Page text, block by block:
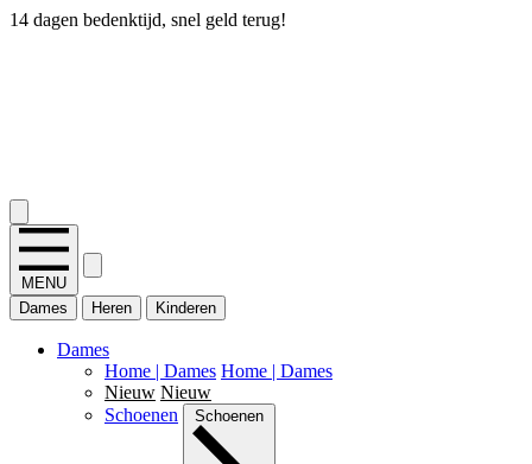
14 dagen bedenktijd, snel geld terug!
MENU
Dames
Heren Kinderen
Dames
Home | Dames Home | Dames
Nieuw Nieuw
Schoenen
Schoenen